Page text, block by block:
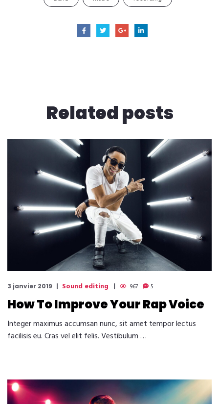
Relatedposts
3 janvier 2019 Sound editing 967 5
How To Improve Your Rap Voice
Integer maximus accumsan nunc, sit amet tempor lectus
facilisis eu. Cras vel elit felis. Vestibulum …